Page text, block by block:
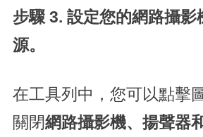
步驟 3. 設定您的網路攝影
源。
在工具列中，您可以點擊
關閉網路攝影機、揚聲器